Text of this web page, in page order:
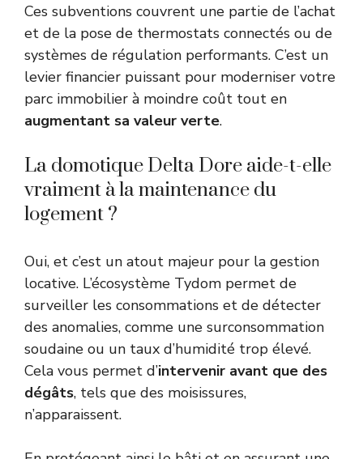
Ces subventions couvrent une partie de l’achat
et de la pose de thermostats connectés ou de
systèmes de régulation performants. C’est un
levier financier puissant pour moderniser votre
parc immobilier à moindre coût tout en
augmentant sa valeur verte.
La domotique Delta Dore aide-t-elle
vraiment à la maintenance du
logement ?
Oui, et c’est un atout majeur pour la gestion
locative. L’écosystème Tydom permet de
surveiller les consommations et de détecter
des anomalies, comme une surconsommation
soudaine ou un taux d’humidité trop élevé.
Cela vous permet d’intervenir avant que des
dégâts, tels que des moisissures,
n’apparaissent.